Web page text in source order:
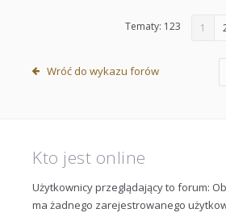
Tematy: 123 1
Wróć do wykazu forów
Kto jest online
Użytkownicy przeglądający to forum:
ma żadnego zarejestrowanego